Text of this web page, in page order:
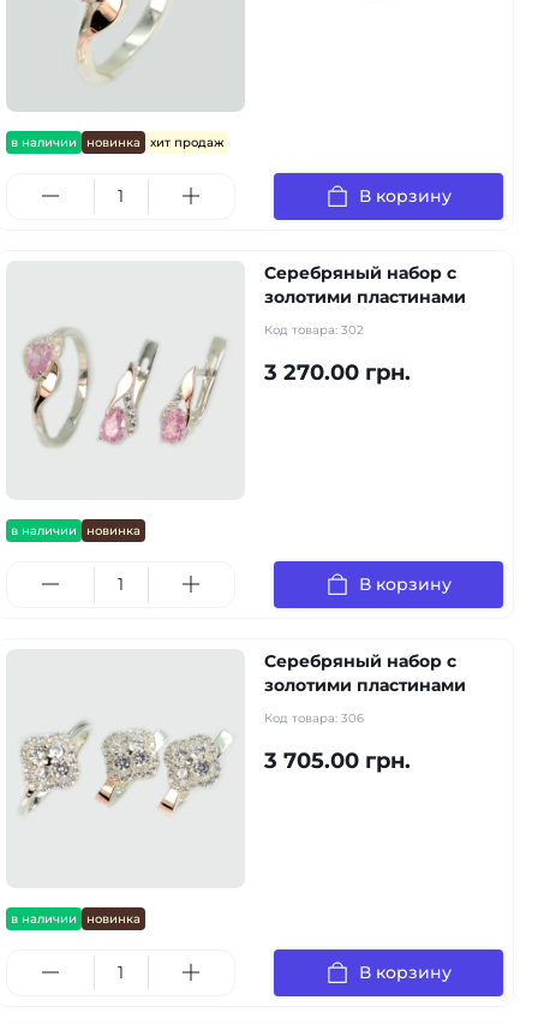
в наличии новинка хит продаж
В корзину
в наличии новинка
Серебряный набор с
золотими пластинами
Код товара: 302
3 270.00 грн.
В корзину
в наличии новинка
Серебряный набор с
золотими пластинами
Код товара: 306
3 705.00 грн.
В корзину